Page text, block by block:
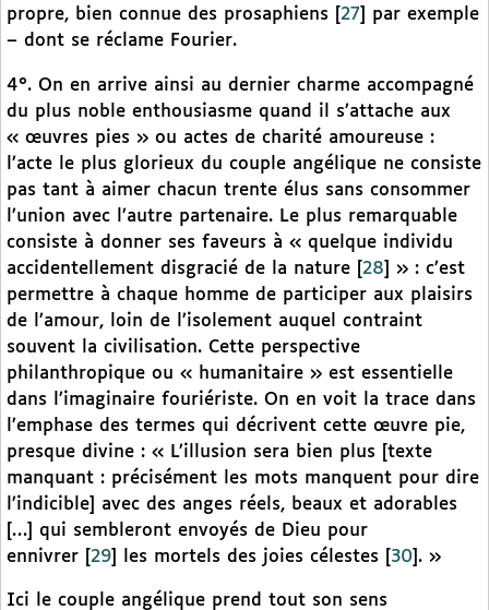
propre, bien connue des prosaphiens
27
par exemple
– dont se réclame Fourier.
4°. On en arrive ainsi au dernier charme accompagné
du plus noble enthousiasme quand il s’attache aux
« œuvres pies » ou actes de charité amoureuse :
l’acte le plus glorieux du couple angélique ne consiste
pas tant à aimer chacun trente élus sans consommer
l’union avec l’autre partenaire. Le plus remarquable
consiste à donner ses faveurs à « quelque individu
accidentellement disgracié de la nature
28
» : c’est
permettre à chaque homme de participer aux plaisirs
de l’amour, loin de l’isolement auquel contraint
souvent la civilisation. Cette perspective
philanthropique ou « humanitaire » est essentielle
dans l’imaginaire fouriériste. On en voit la trace dans
l’emphase des termes qui décrivent cette œuvre pie,
presque divine : « L’illusion sera bien plus [texte
manquant : précisément les mots manquent pour dire
l’indicible] avec des anges réels, beaux et adorables
[…] qui sembleront envoyés de Dieu pour
ennivrer
29 les mortels des joies célestes 30 . »
Ici le couple angélique prend tout son sens